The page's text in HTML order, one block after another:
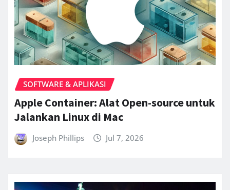
SOFTWARE & APLIKASI
Apple Container: Alat Open-source untuk
Jalankan Linux di Mac
Joseph Phillips Jul 7, 2026